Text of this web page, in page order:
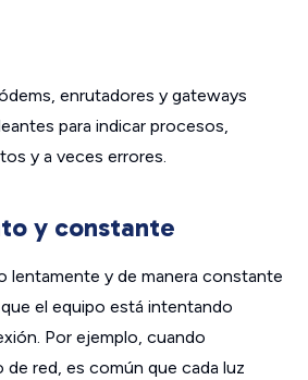
enrutadores y gateways
para indicar procesos,
y a veces errores.
y constante
lentamente y de manera constante
el equipo está intentando
Por ejemplo, cuando
red, es común que cada luz